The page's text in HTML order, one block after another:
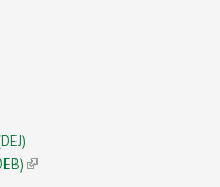
(link is external)